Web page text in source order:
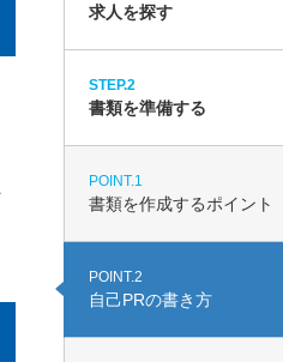
求人を探す
STEP.2
書類を準備する
POINT.1
書類を作成するポイント
POINT.2
自己PRの書き方